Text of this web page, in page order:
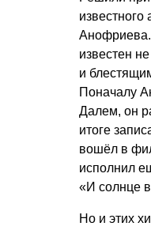
известен
и
Поначалу
Далем, он
итоге
вошёл в
исполнил
«И солнце
Но и этих